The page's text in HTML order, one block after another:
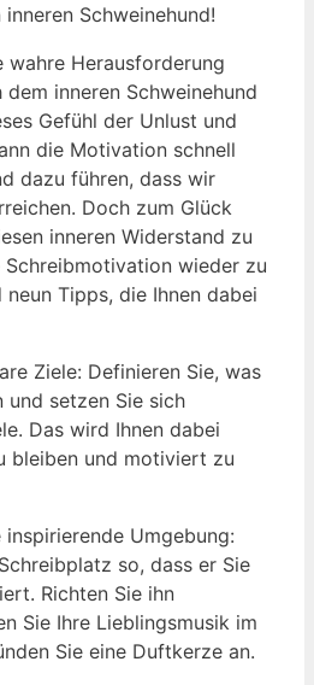
Schweinehund!
wahre Herausforderung
dem inneren Schweinehund
Gefühl der Unlust und
die Motivation schnell
dazu führen, dass wir
Doch zum Glück
inneren Widerstand zu
wieder zu
Tipps, die Ihnen dabei
Ziele: Definieren Sie, was
und setzen Sie sich
Das wird Ihnen dabei
bleiben und motiviert zu
Umgebung:
so, dass er Sie
Richten Sie ihn
Sie Ihre Lieblingsmusik im
Sie eine Duftkerze an.